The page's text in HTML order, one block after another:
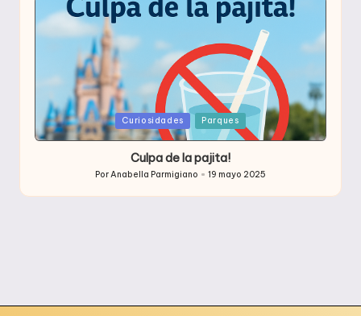
Publicada
en
Curiosidades Parques
Culpa de la pajita!
Publicado
por
PorAnabella Parmigiano 19 mayo 2025